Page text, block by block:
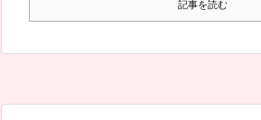
記事を読む